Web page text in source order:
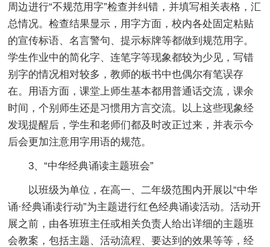
周边进行“不规范用字”检查并纠错，并填写相关表格，汇
总情况。检查结果显示，用字方面，校内各处固定粘贴
的宣传标语、名言警句、提示标牌等都做到规范用字。
学生作业中的简化字、连笔字等现象都较为少见，写错
别字的情况相对较多，教师的板书中也偶尔有笔误存
在。用语方面，课堂上师生基本都用普通话交流，课余
时间，个别师生还是习惯用方言交流。以上这些现象经
发现提醒后，学生和老师们都及时改正过来，并表示今
后会更加注意用字用语的规范。
3、“中华经典诵读主题班会”
以班级为单位，在高一、二年级范围内开展以“中华
诵·经典诵读行动”为主题进行红色经典诵读活动。活动开
展之前，由各班班主任或相关负责人给出详细的主题班
会教案，包括主题、活动流程、要达到的效果等等，经